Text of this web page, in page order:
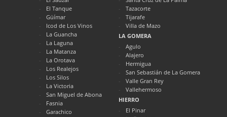
El Tanque
Güímar
Icod de Los Vinos
La Guancha
La Laguna
La Matanza
La Orotava
Los Realejos
Los Silos
La Victoria
San Miguel de Abona
Fasnia
Garachico
Tazacorte
Tijarafe
Villa de Mazo
LA GOMERA
Agulo
Alajero
Hermigua
San Sebastián de La Gomera
Valle Gran Rey
Vallehermoso
HIERRO
El Pinar